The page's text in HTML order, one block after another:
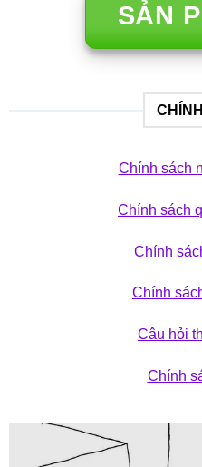
SẢN
Chính sách
Chính sách
Chính
Chính
Câu hỏi
Chính